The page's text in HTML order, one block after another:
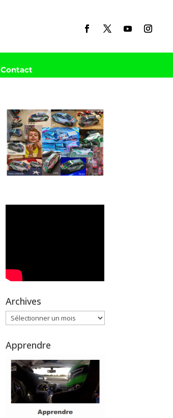
Contact
Archives
Archives
Apprendre